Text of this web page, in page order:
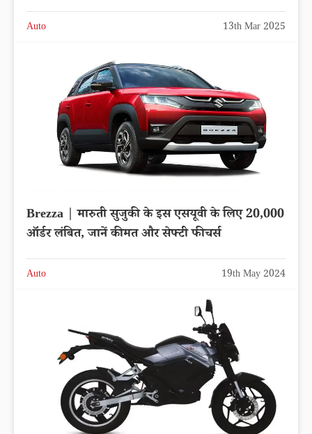
Auto 13th Mar 2025
Brezza | मारुती सुजुकी के इस एसयूवी के लिए 20,000
ऑर्डर लंबित, जानें कीमत और सेफ्टी फीचर्स
Auto 19th May 2024